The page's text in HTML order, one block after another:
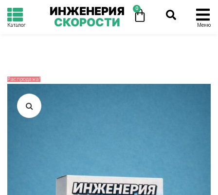
Каталог
ИНЖЕНЕРИЯ
СКОРОСТИ
0
Меню
Распродажа!